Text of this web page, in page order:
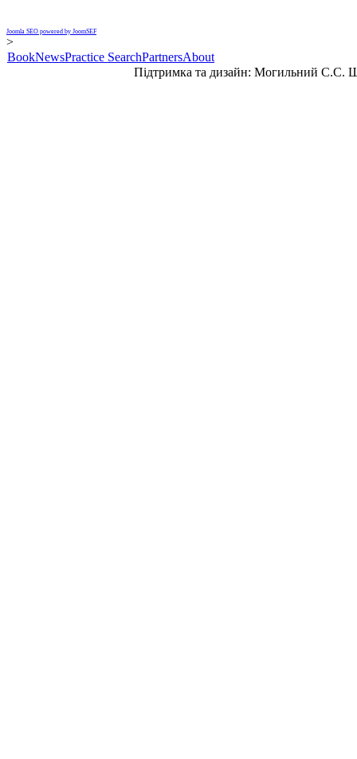
Joomla SEO powered by JoomSEF
>
BookNewsPractice SearchPartnersAbout
Підтримка та дизайн: Могильний С.С.